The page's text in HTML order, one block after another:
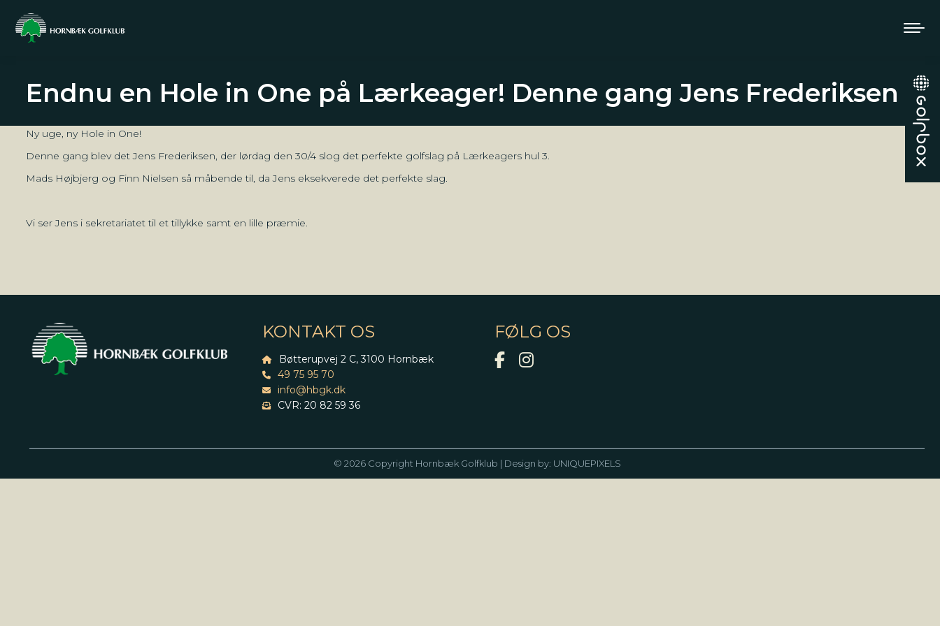
Endnu en Hole in One på Lærkeager! Denne gang Jens Frederiksen
Ny uge, ny Hole in One!
Denne gang blev det Jens Frederiksen, der lørdag den 30/4 slog det perfekte golfslag på Lærkeagers hul 3.
Mads Højbjerg og Finn Nielsen så måbende til, da Jens eksekverede det perfekte slag.
Vi ser Jens i sekretariatet til et tillykke samt en lille præmie.
KONTAKT OS
Bøtterupvej 2 C, 3100 Hornbæk
49 75 95 70
info@hbgk.dk
CVR: 20 82 59 36
FØLG OS
© 2026 Copyright Hornbæk Golfklub | Design by: UNIQUEPIXELS